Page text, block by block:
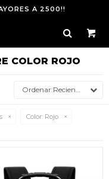
A 2500!!
COLOR ROJO
Recientes
Color: Rojo